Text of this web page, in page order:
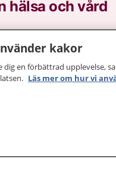
hälsa och vård
och information om
Logga in för att
telefonnummer
kakor
dig en förbättrad upplevelse,
Läs mer om hur vi